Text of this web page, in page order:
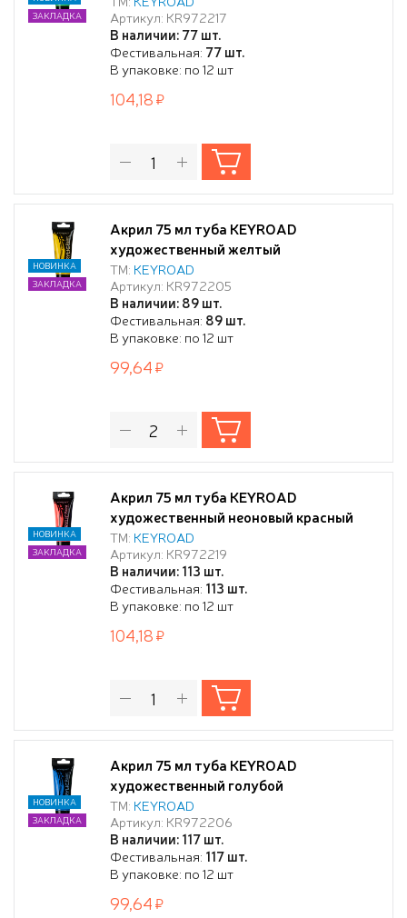
Артикул: KR972217
В наличии: 77 шт.
Фестивальная: 77 шт.
В упаковке: по 12 шт
ЗАКЛАДКА
104,18
Акрил 75 мл туба KEYROAD
художественный желтый
ТМ: KEYROAD
Артикул: KR972205
В наличии: 89 шт.
Фестивальная: 89 шт.
В упаковке: по 12 шт
НОВИНКА
ЗАКЛАДКА
99,64
Акрил 75 мл туба KEYROAD
художественный неоновый красный
ТМ: KEYROAD
Артикул: KR972219
В наличии: 113 шт.
Фестивальная: 113 шт.
В упаковке: по 12 шт
НОВИНКА
ЗАКЛАДКА
104,18
Акрил 75 мл туба KEYROAD
художественный голубой
ТМ: KEYROAD
Артикул: KR972206
В наличии: 117 шт.
Фестивальная: 117 шт.
В упаковке: по 12 шт
НОВИНКА
ЗАКЛАДКА
99,64